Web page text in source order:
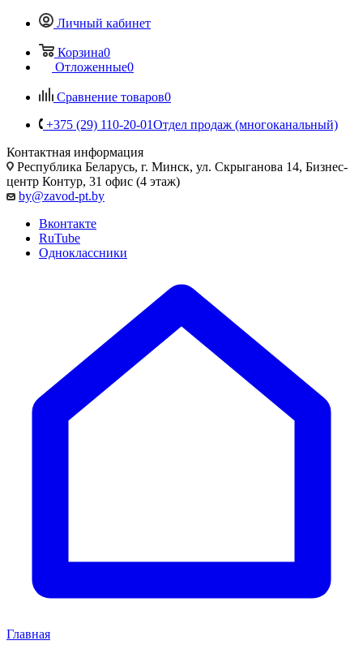
Личный кабинет
Корзина0
Отложенные0
Сравнение товаров0
+375 (29) 110-20-01Отдел продаж (многоканальный)
Контактная информация
Республика Беларусь, г. Минск, ул. Скрыганова 14, Бизнес-
центр Контур, 31 офис (4 этаж)
by@zavod-pt.by
Вконтакте
RuTube
Одноклассники
Главная